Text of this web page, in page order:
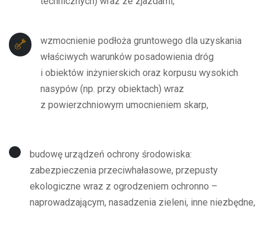
wzmocnienie podłoża gruntowego dla uzyskania
właściwych warunków posadowienia dróg
i obiektów inżynierskich oraz korpusu wysokich
nasypów (np. przy obiektach) wraz
z powierzchniowym umocnieniem skarp,
budowę urządzeń ochrony środowiska:
zabezpieczenia przeciwhałasowe, przepusty
ekologiczne wraz z ogrodzeniem ochronno –
naprowadzającym, nasadzenia zieleni, inne niezbędne,